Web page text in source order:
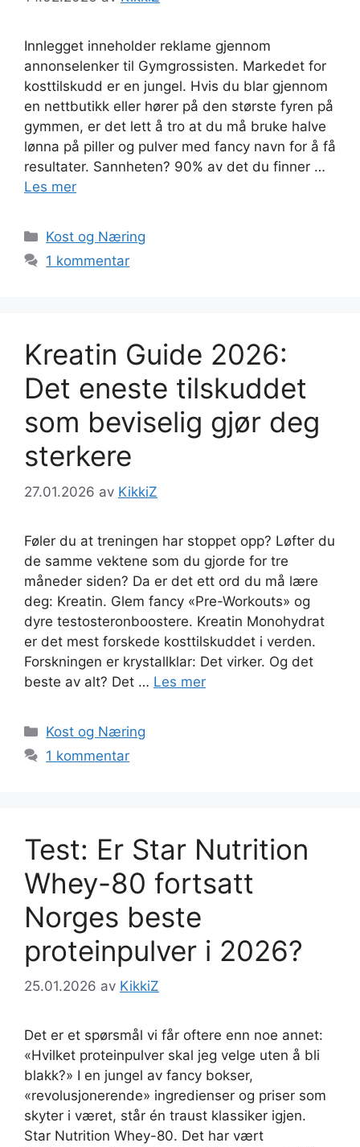
Innlegget inneholder reklame gjennom
annonselenker til Gymgrossisten. Markedet for
kosttilskudd er en jungel. Hvis du blar gjennom
en nettbutikk eller hører på den største fyren på
gymmen, er det lett å tro at du må bruke halve
lønna på piller og pulver med fancy navn for å få
resultater. Sannheten? 90% av det du finner …
Les mer
Kategorier
Kost og Næring
1 kommentar
Kreatin Guide 2026:
Det eneste tilskuddet
som beviselig gjør deg
sterkere
27.01.2026 av KikkiZ
Føler du at treningen har stoppet opp? Løfter du
de samme vektene som du gjorde for tre
måneder siden? Da er det ett ord du må lære
deg: Kreatin. Glem fancy «Pre-Workouts» og
dyre testosteronboostere. Kreatin Monohydrat
er det mest forskede kosttilskuddet i verden.
Forskningen er krystallklar: Det virker. Og det
beste av alt? Det … Les mer
Kategorier
Kost og Næring
1 kommentar
Test: Er Star Nutrition
Whey-80 fortsatt
Norges beste
proteinpulver i 2026?
25.01.2026 av KikkiZ
Det er et spørsmål vi får oftere enn noe annet:
«Hvilket proteinpulver skal jeg velge uten å bli
blakk?» I en jungel av fancy bokser,
«revolusjonerende» ingredienser og priser som
skyter i været, står én traust klassiker igjen.
Star Nutrition Whey-80. Det har vært